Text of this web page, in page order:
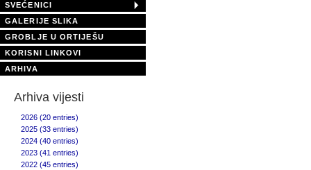
SVEĆENICI
GALERIJE SLIKA
GROBLJE U ORTIJEŠU
KORISNI LINKOVI
ARHIVA
Arhiva vijesti
2026 (20 entries)
2025 (33 entries)
2024 (40 entries)
2023 (41 entries)
2022 (45 entries)